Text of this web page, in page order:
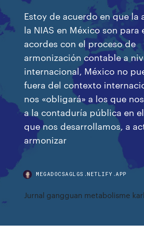
Estoy de acuerdo en que la
la NIAS en México son para
acordes con el proceso de
armonización contable a
internacional, México no
fuera del contexto
nos «obligará» a los que
a la contaduría pública en
que nos desarrollamos, a
armonizar
MEGADOCSAGLGS.NETLIFY.APP
Jurnal gangguan metabolisme